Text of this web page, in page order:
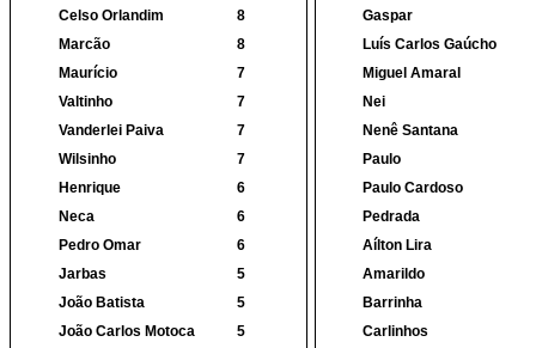
Celso Orlandim
8
Gaspar
Marcão
8
Luís Carlos Gaúcho
Maurício
7
Miguel Amaral
Valtinho
7
Nei
Vanderlei Paiva
7
Nenê Santana
Wilsinho
7
Paulo
Henrique
6
Paulo Cardoso
Neca
6
Pedrada
Pedro Omar
6
Aílton Lira
Jarbas
5
Amarildo
João Batista
5
Barrinha
João Carlos Motoca
5
Carlinhos